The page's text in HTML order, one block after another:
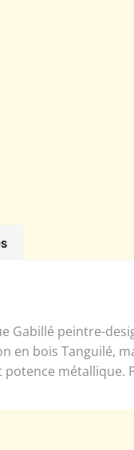
Gabillé peintre-
en bois Tanguilé,